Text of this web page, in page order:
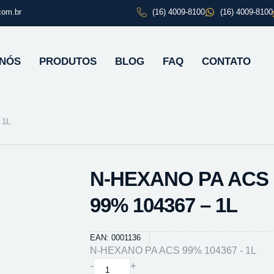
(16) 4009-8100 (16) 4009-8100
PRODUTOS BLOG FAQ CONTATO
N-HEXANO PA ACS
99% 104367 – 1L
EAN: 0001136
N-HEXANO PA ACS 99% 104367 - 1L
-
N-
+